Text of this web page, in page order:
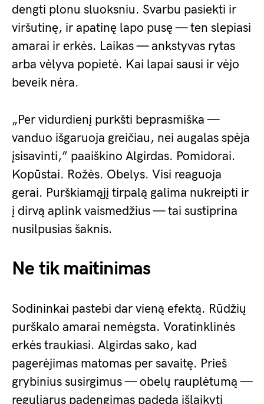
dengti plonu sluoksniu. Svarbu pasiekti ir
viršutinę, ir apatinę lapo pusę — ten slepiasi
amarai ir erkės. Laikas — ankstyvas rytas
arba vėlyva popietė. Kai lapai sausi ir vėjo
beveik nėra.
„Per vidurdienį purkšti beprasmiška —
vanduo išgaruoja greičiau, nei augalas spėja
įsisavinti,” paaiškino Algirdas. Pomidorai.
Kopūstai. Rožės. Obelys. Visi reaguoja
gerai. Purškiamąjį tirpalą galima nukreipti ir
į dirvą aplink vaismedžius — tai sustiprina
nusilpusias šaknis.
Ne tik maitinimas
Sodininkai pastebi dar vieną efektą. Rūdžių
purškalo amarai nemėgsta. Voratinklinės
erkės traukiasi. Algirdas sako, kad
pagerėjimas matomas per savaitę. Prieš
grybinius susirgimus — obelų rauplėtumą —
reguliarus padengimas padeda išlaikyti